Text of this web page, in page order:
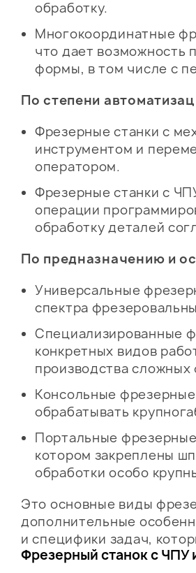
обработку.
Многокоординатные
что дает возможность
формы, в том числе с
По степени
Фрезерные станки с
инструментом и
оператором.
Фрезерные станки с
операции
обработку деталей
По предназначению и
Универсальные
спектра
Специализированные
конкретных видов
производства
Консольные
обрабатывать
Портальные
котором закреплены
обработки особо
Это основные виды
дополнительные
и специфики задач,
Фрезерный станок с ЧПУ